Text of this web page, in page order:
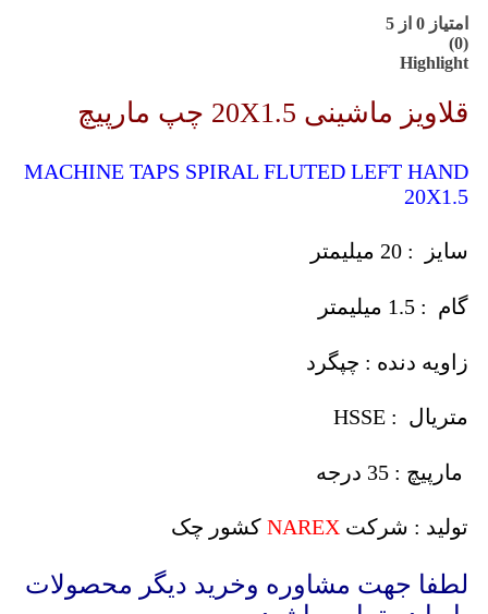
امتیاز 0 از 5
(0)
Highlight
قلاویز ماشینی 20X1.5 چپ مارپیچ
MACHINE TAPS SPIRAL FLUTED LEFT HAND
20X1.5
سایز : 20 میلیمتر
گام : 1.5 میلیمتر
زاویه دنده : چپگرد
متریال : HSSE
مارپیچ : 35 درجه
تولید : شرکت NAREX کشور چک
لطفا جهت مشاوره وخرید دیگر محصولات